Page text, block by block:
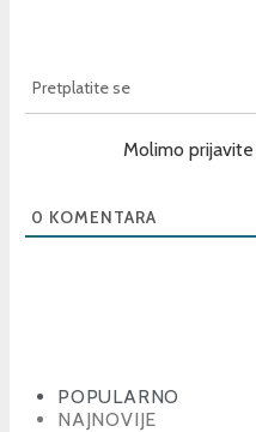
Pretplatite se
Molimo
0 KOMENTARA
POPULARNO
NAJNOVIJE